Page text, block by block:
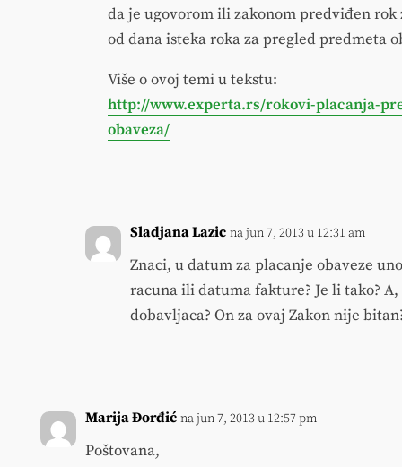
da je ugovorom ili zakonom predviđen
od dana isteka roka za pregled predmeta
Više o ovoj temi u tekstu:
http://www.experta.rs/rokovi-placanja-
obaveza/
Sladjana Lazic na jun 7, 2013 u 12:31 am
Znaci, u datum za placanje obaveze
racuna ili datuma fakture? Je li tako?
dobavljaca? On za ovaj Zakon nije
Marija Đorđić na jun 7, 2013 u 12:57 pm
Poštovana,